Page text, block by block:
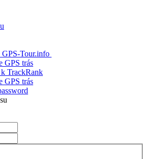
GPS-Tour.info
GPS trás
TrackRank
GPS trás